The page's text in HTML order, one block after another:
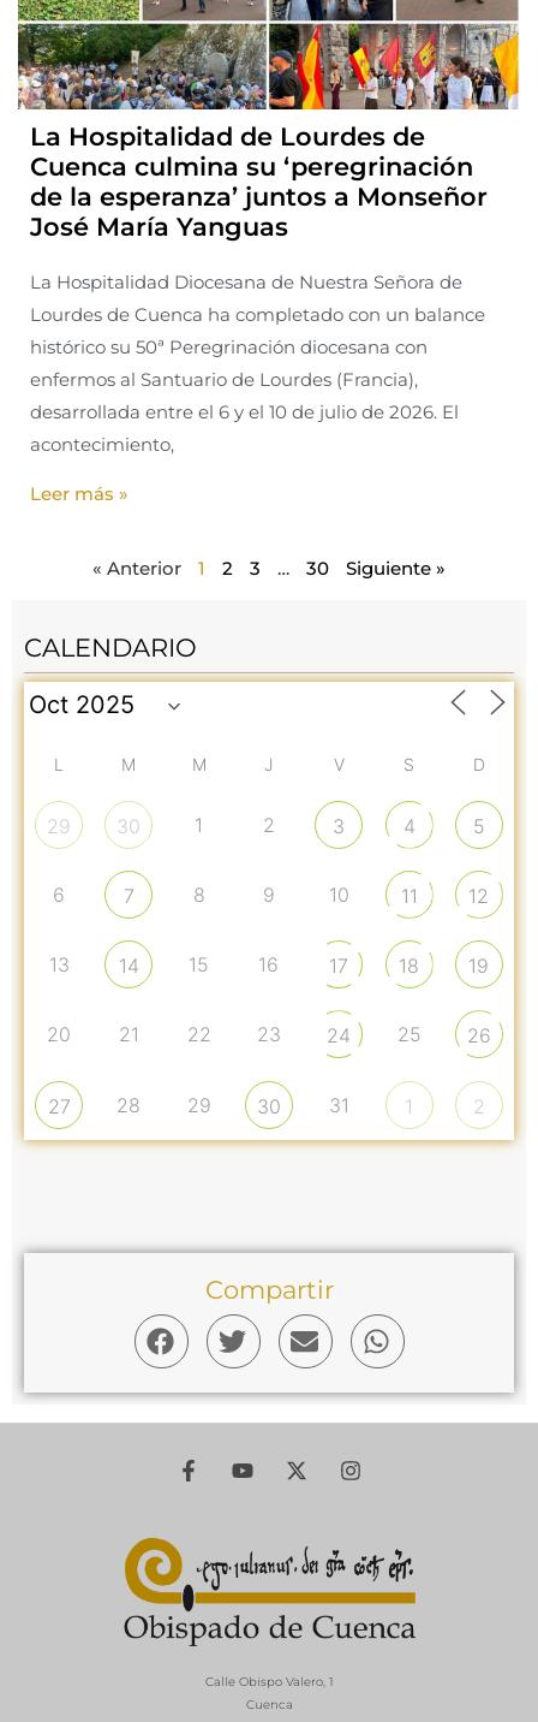
La Hospitalidad de Lourdes de
Cuenca culmina su ‘peregrinación
de la esperanza’ juntos a Monseñor
José María Yanguas
La Hospitalidad Diocesana de Nuestra Señora de
Lourdes de Cuenca ha completado con un balance
histórico su 50ª Peregrinación diocesana con
enfermos al Santuario de Lourdes (Francia),
desarrollada entre el 6 y el 10 de julio de 2026. El
acontecimiento,
Leer más »
« Anterior 1 2 3 … 30 Siguiente »
CALENDARIO
L M M J V S D
29 30 1 2 3 4 5
6 7 8 9 10 11 12
13 14 15 16 17 18 19
20 21 22 23 24 25 26
27 28 29 30 31 1 2
Compartir
Calle Obispo Valero, 1
Cuenca